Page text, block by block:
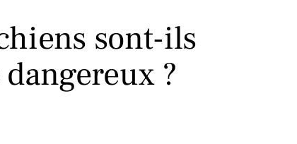
sont-ils
?